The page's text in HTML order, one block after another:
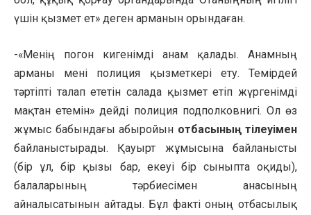
үшін қызмет ет» деген арманын орындаған.
-«Менің погон кигенімді анам қалады. Анамның
арманы мені полиция қызметкері ету. Темірдей
тәртіпті талап ететін салада қызмет етіп жүргенімді
мақтан етемін» дейді полиция подполковнигі. Ол өз
жұмыс бабындағы абыройын отбасының тілеуімен
байланыстырады. Қауырт жұмысына байланысты
(бір ұл, бір қызы бар, екеуі бір сыныпта оқиды),
балаларының тәрбиесімен анасының
айналысатынын айтады. Бұл факті оның отбасылық